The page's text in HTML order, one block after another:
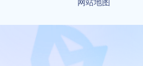
网站地图
© 2021 By 擎天拆车-买卖拆车
工信部备案号：鲁ICP备18021004